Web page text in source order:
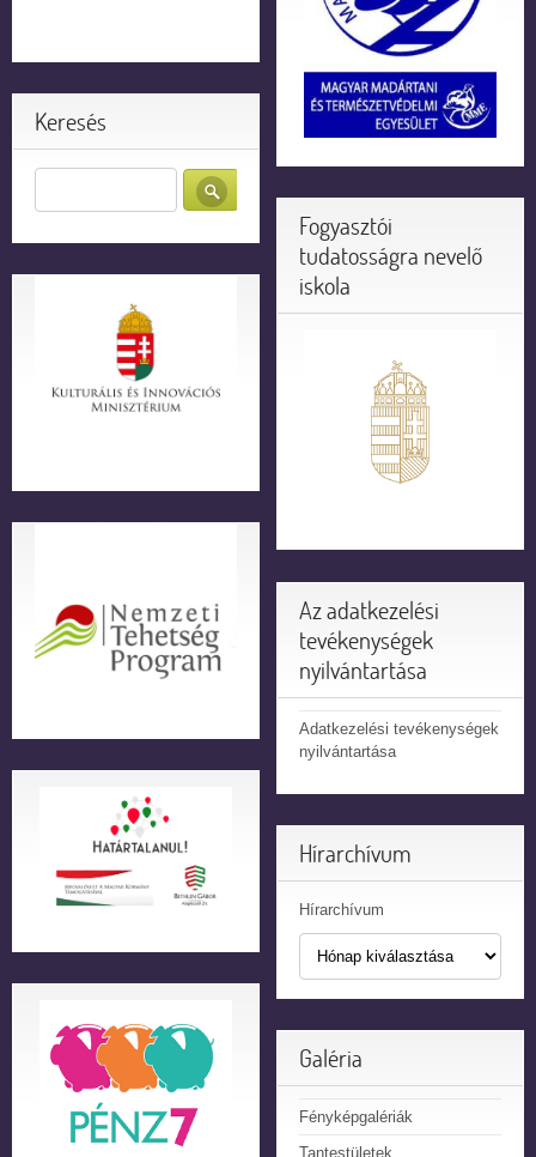
Keresés
Fogyasztói
tudatosságra nevelő
iskola
Az adatkezelési
tevékenységek
nyilvántartása
Adatkezelési tevékenységek
nyilvántartása
Hírarchívum
Hírarchívum
Galéria
Fényképgalériák
Tantestületek